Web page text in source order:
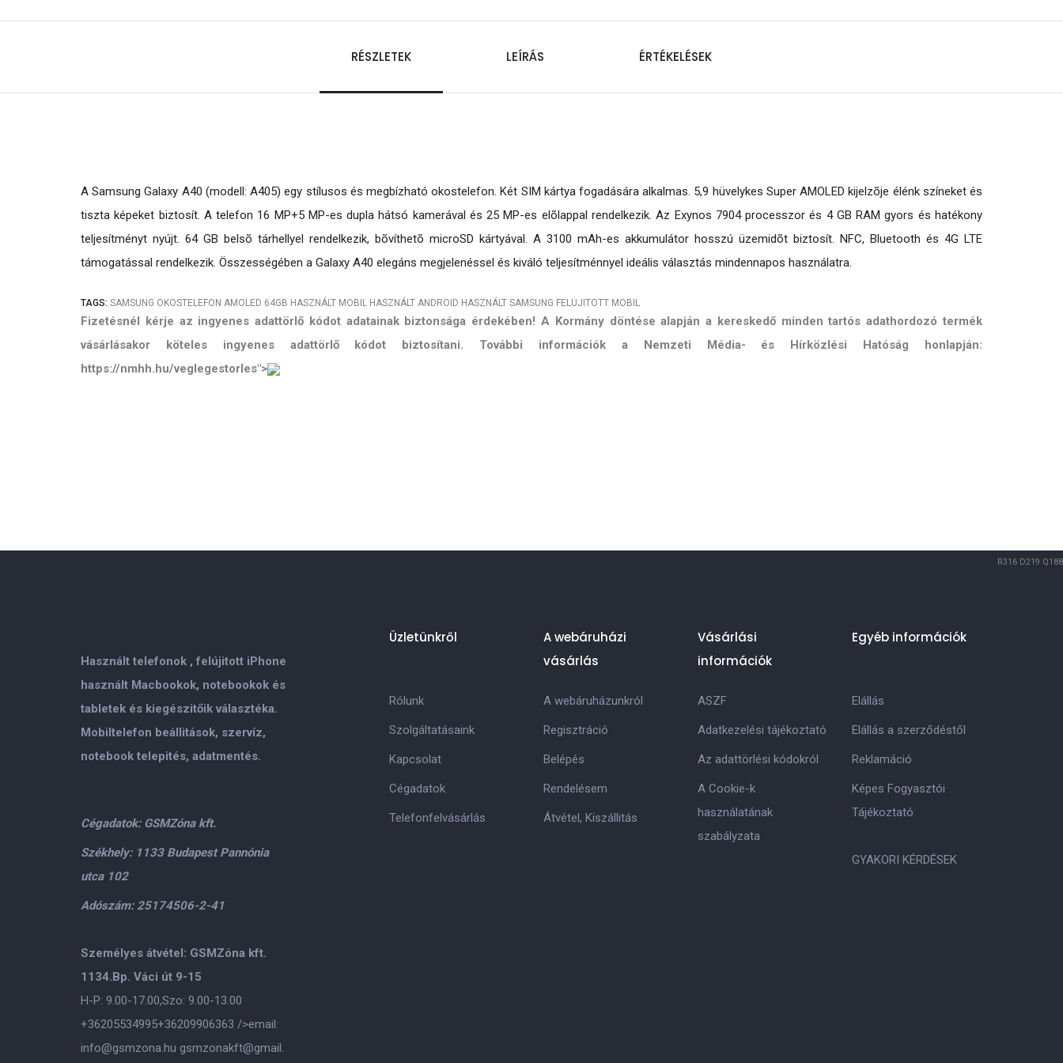
RÉSZLETEK LEÍRÁS ÉRTÉKELÉSEK
A Samsung Galaxy A40 (modell: A405) egy stílusos és megbízható okostelefon. Két SIM kártya fogadására alkalmas. 5,9 hüvelykes Super AMOLED kijelzõje élénk színeket és
tiszta képeket biztosít. A telefon 16 MP+5 MP-es dupla hátsó kamerával és 25 MP-es elõlappal rendelkezik. Az Exynos 7904 processzor és 4 GB RAM gyors és hatékony
teljesítményt nyújt. 64 GB belsõ tárhellyel rendelkezik, bõvíthetõ microSD kártyával. A 3100 mAh-es akkumulátor hosszú üzemidõt biztosít. NFC, Bluetooth és 4G LTE
támogatással rendelkezik. Összességében a Galaxy A40 elegáns megjelenéssel és kiváló teljesítménnyel ideális választás mindennapos használatra.
TAGS: SAMSUNG OKOSTELEFON AMOLED 64GB HASZNÁLT MOBIL HASZNÁLT ANDROID HASZNÁLT SAMSUNG FELUJITOTT MOBIL
Fizetésnél kérje az ingyenes adattörlő kódot adatainak biztonsága érdekében! A Kormány döntése alapján a kereskedő minden tartós adathordozó termék
vásárlásakor köteles ingyenes adattörlő kódot biztosítani. További információk a Nemzeti Média- és Hírközlési Hatóság honlapján:
https://nmhh.hu/veglegestorles">
R316 D219 Q188
Használt telefonok , felújitott iPhone
használt Macbookok, notebookok és
tabletek és kiegészitőik választéka.
Mobiltelefon beállitások, szervíz,
notebook telepités, adatmentés.
Cégadatok: GSMZóna kft.
Székhely: 1133 Budapest Pannónia
utca 102
Adószám: 25174506-2-41
Személyes átvétel: GSMZóna kft.
1134.Bp. Váci út 9-15
H-P: 9.00-17.00,Szo: 9.00-13.00
+36205534995+36209906363 />email:
info@gsmzona.hu gsmzonakft@gmail.
Üzletünkről
Rólunk
Szolgáltatásaink
Kapcsolat
Cégadatok
Telefonfelvásárlás
A webáruházi
vásárlás
A webáruházunkról
Regisztráció
Belépés
Rendelésem
Átvétel, Kiszállitás
Vásárlási
információk
ASZF
Adatkezelési tájékoztató
Az adattörlési kódokról
A Cookie-k
használatának
szabályzata
Egyéb információk
Elállás
Elállás a szerződéstől
Reklamáció
Képes Fogyasztói
Tájékoztató
GYAKORI KÉRDÉSEK